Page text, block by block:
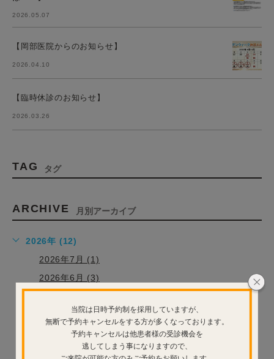
当院は日時予約制を採用していますが、
無断で予約キャンセルをする方が多くなっております。
予約キャンセルは他患者様の受診機会を
逃してしまう事になりますので、
2026.05.07
【岡部医院からのお知らせ】
2026.04.10
【臨時休診のお知らせ】
2026.03.26
TAG タグ
ARCHIVE 月別アーカイブ
2026年 (12)
2026年7月 (1)
2026年6月 (3)
2026年4月 (1)
2026年3月 (1)
2026年2月 (1)